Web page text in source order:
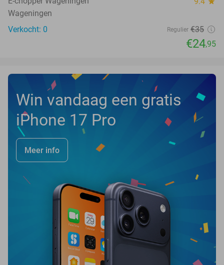
Wageningen
Verkocht: 0
Regulier €35
€24,95
Win vandaag een gratis
iPhone 17 Pro
Meer info